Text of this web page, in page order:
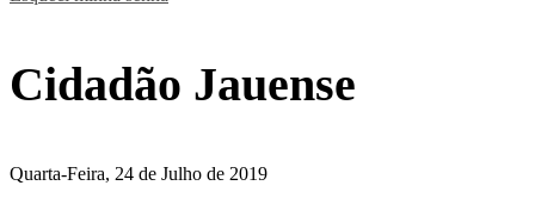
Cidadão Jauense
Quarta-Feira, 24 de Julho de 2019